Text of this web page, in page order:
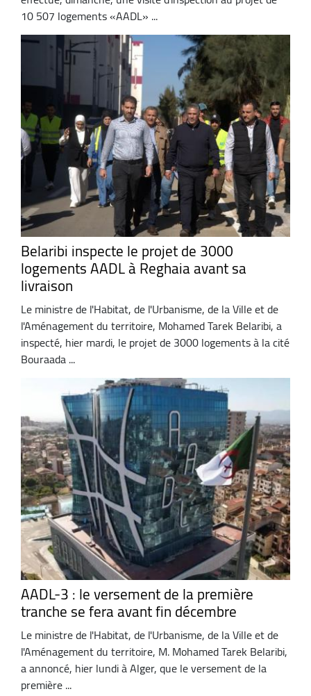
10 507 logements «AADL» ...
Belaribi inspecte le projet de 3000
logements AADL à Reghaia avant sa
livraison
Le ministre de l'Habitat, de l'Urbanisme, de la Ville et de
l'Aménagement du territoire, Mohamed Tarek Belaribi, a
inspecté, hier mardi, le projet de 3000 logements à la cité
Bouraada ...
AADL-3 : le versement de la première
tranche se fera avant fin décembre
Le ministre de l'Habitat, de l'Urbanisme, de la Ville et de
l'Aménagement du territoire, M. Mohamed Tarek Belaribi,
a annoncé, hier lundi à Alger, que le versement de la
première ...